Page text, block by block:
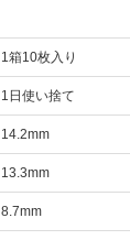
1箱10枚入り
1日使い捨て
14.2mm
13.3mm
8.7mm